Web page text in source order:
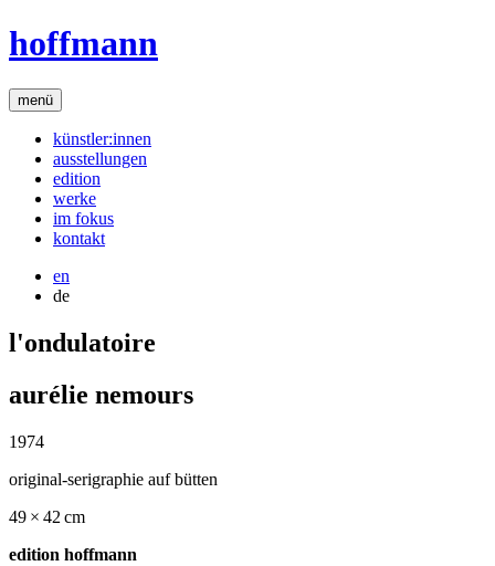
hoffmann
menü
künstler:innen
ausstellungen
edition
werke
im fokus
kontakt
en
de
l'ondulatoire
aurélie nemours
1974
original-serigraphie auf bütten
49 × 42 cm
edition hoffmann